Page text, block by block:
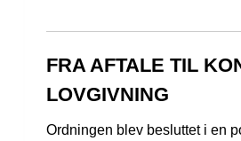
FRA AFTALE TIL
LOVGIVNING
Ordningen blev besluttet i en